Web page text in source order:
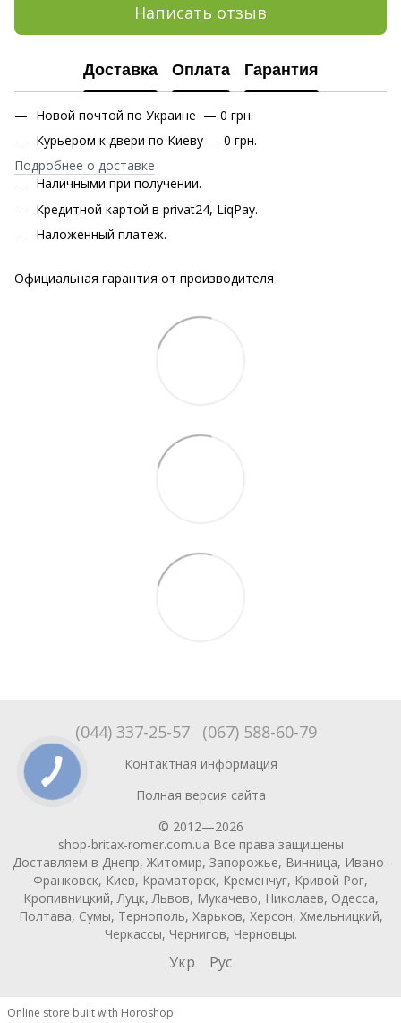
Написать отзыв
Доставка Оплата Гарантия
Новой почтой по Украине — 0 грн.
Курьером к двери по Киеву — 0 грн.
Подробнее о доставке
Наличными при получении.
Кредитной картой в privat24, LiqPay.
Наложенный платеж.
Официальная гарантия от производителя
(044) 337-25-57 (067) 588-60-79
Контактная информация
Полная версия сайта
© 2012—2026
shop-britax-romer.com.ua Все права защищены
Доставляем в Днепр, Житомир, Запорожье, Винница, Ивано-
Франковск, Киев, Краматорск, Кременчуг, Кривой Рог,
Кропивницкий, Луцк, Львов, Мукачево, Николаев, Одесса,
Полтава, Сумы, Тернополь, Харьков, Херсон, Хмельницкий,
Черкассы, Чернигов, Черновцы.
Укр Рус
Online store built with Horoshop